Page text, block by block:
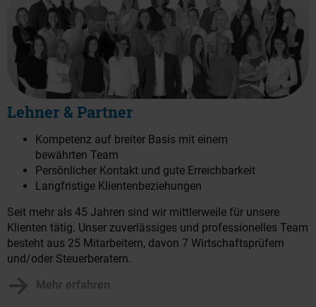
Lehner & Partner
Kompetenz auf breiter Basis mit einem
bewährten Team
Persönlicher Kontakt und gute Erreichbarkeit
Langfristige Klientenbeziehungen
Seit mehr als 45 Jahren sind wir mittlerweile für unsere
Klienten tätig. Unser zuverlässiges und professionelles Team
besteht aus 25 Mitarbeitern, davon 7 Wirtschaftsprüfern
und/oder Steuerberatern.
Mehr erfahren